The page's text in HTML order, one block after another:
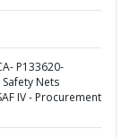
P133620-
Nets
IV - Procurement